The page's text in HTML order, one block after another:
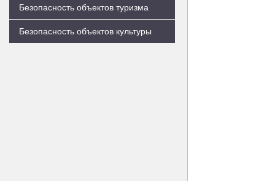
Безопасность объектов туризма
Безопасность объектов культуры